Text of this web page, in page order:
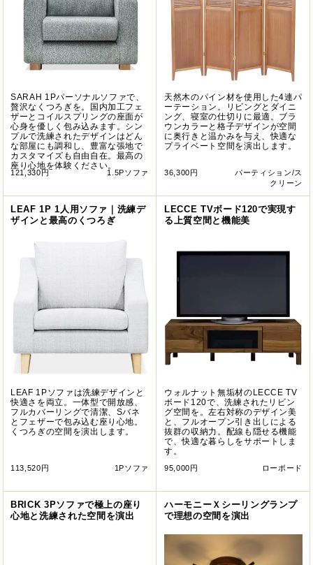
SARAH 1Pパーソナルソファで、
贅沢なくつろぎを。国内加工フェ
ザーとコイルスプリングの座面が
心身を優しく包み込みます。シン
プルで洗練されたデザインはどん
な部屋にも調和し、豊富な張地で
カスタマイズも自由自在。最高の
座り心地を体験ください。
121,330円 1.5Pソファ
天然木のパイン材を使用した4連パ
ーテーション。リビングとダイニ
ング、寝室の仕切りに最適。ブラ
ウンカラーと格子デザインが空間
に奥行きと温かみを与え、快適な
プライベート空間を演出します。
36,300円
パーティション/ス
クリーン
LEAF 1P 1人用ソファ｜洗練デ
ザインと最高のくつろぎ
LEAF 1Pソファは洗練デザインと
快適さを両立。一体型で開放感、
フルカバーリングで清潔、Sバネ
とフェザーで包み込む座り心地。
くつろぎの空間を演出します。
113,520円 1Pソファ
LECCE TVボード120で実現す
る上質空間と機能美
ウォルナット無垢材のLECCE TV
ボード120で、洗練されたリビン
グ空間を。左右対称のデザイン美
と、フルオープン引き出しによる
抜群の収納力。配線も隠せる機能
で、快適な暮らしをサポートしま
す。
95,000円 ローボード
BRICK 3Pソファで極上の座り
心地と洗練された空間を演出
ハーモニーＸシーリングランプ
で理想の空間を演出